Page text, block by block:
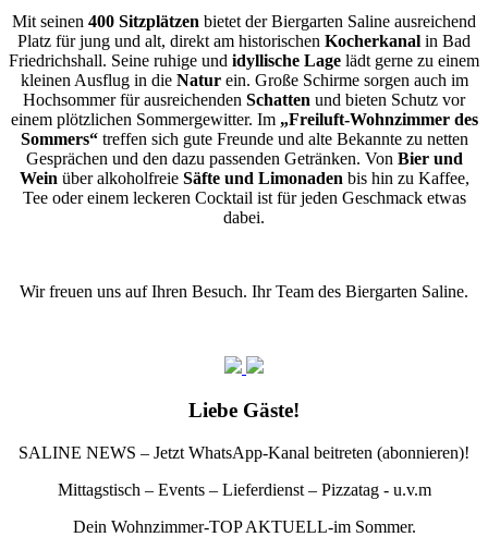
Mit seinen 400 Sitzplätzen bietet der Biergarten Saline ausreichend
Platz für jung und alt, direkt am historischen Kocherkanal in Bad
Friedrichshall. Seine ruhige und idyllische Lage lädt gerne zu einem
kleinen Ausflug in die Naturein. Große Schirme sorgen auch im
Hochsommer für ausreichenden Schatten und bieten Schutz vor
einem plötzlichen Sommergewitter. Im „Freiluft-Wohnzimmer des
Sommers“treffen sich gute Freunde und alte Bekannte zu netten
Gesprächen und den dazu passenden Getränken. Von Bier und
Wein über alkoholfreie Säfte und Limonaden bis hin zu Kaffee,
Tee oder einem leckeren Cocktail ist für jeden Geschmack etwas
dabei.
Wir freuen uns auf Ihren Besuch. Ihr Team des Biergarten Saline.
Liebe Gäste!
SALINE NEWS – Jetzt WhatsApp-Kanal beitreten (abonnieren)!
Mittagstisch – Events – Lieferdienst – Pizzatag - u.v.m
Dein Wohnzimmer-TOP AKTUELL-im Sommer.